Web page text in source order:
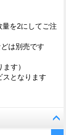
を2にしてご注
は別売です
す）
となります